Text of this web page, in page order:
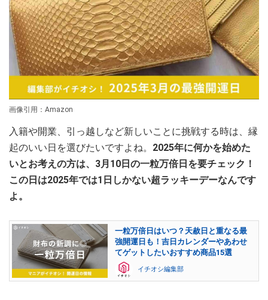
画像引用：Amazon
入籍や開業、引っ越しなど新しいことに挑戦する時は、縁
起のいい日を選びたいですよね。 2025年に何かを始めた
いとお考えの方は、3月10日の一粒万倍日を要チェック！
この日は2025年では1日しかない超ラッキーデーなんです
よ。
一粒万倍日はいつ？天赦日と重なる最
強開運日も！吉日カレンダーやあわせ
てゲットしたいおすすめ商品15選
イチオシ編集部